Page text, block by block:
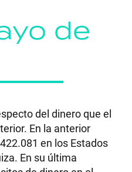
de
del dinero que el
En la anterior
en los Estados
En su última